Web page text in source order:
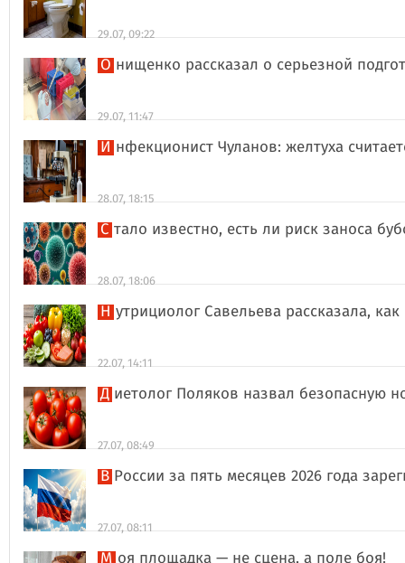
29.07, 09:22
Онищенко рассказал о серьезной
29.07, 11:47
Инфекционист Чуланов: желтуха
28.07, 18:15
Стало известно, есть ли риск заноса
28.07, 18:06
Нутрициолог Савельева рассказала,
22.07, 14:11
Диетолог Поляков назвал безопасную
27.07, 08:49
В России за пять месяцев 2026 года
27.07, 08:11